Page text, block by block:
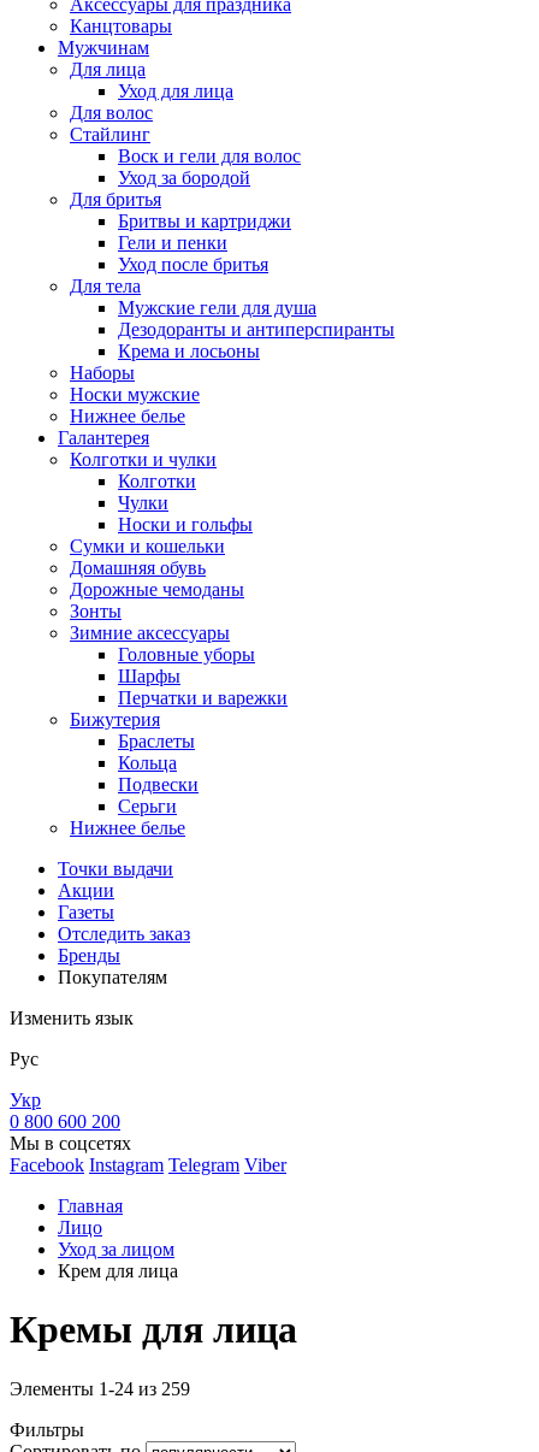
Аксессуары для праздника
Канцтовары
Мужчинам
Для лица
Уход для лица
Для волос
Стайлинг
Воск и гели для волос
Уход за бородой
Для бритья
Бритвы и картриджи
Гели и пенки
Уход после бритья
Для тела
Мужские гели для душа
Дезодоранты и антиперспиранты
Крема и лосьоны
Наборы
Носки мужские
Нижнее белье
Галантерея
Колготки и чулки
Колготки
Чулки
Носки и гольфы
Сумки и кошельки
Домашняя обувь
Дорожные чемоданы
Зонты
Зимние аксессуары
Головные уборы
Шарфы
Перчатки и варежки
Бижутерия
Браслеты
Кольца
Подвески
Серьги
Нижнее белье
Точки выдачи
Акции
Газеты
Отследить заказ
Бренды
Покупателям
Изменить язык
Рус
Укр
0 800 600 200
Мы в соцсетях
Facebook Instagram Telegram Viber
Главная
Лицо
Уход за лицом
Крем для лица
Кремы для лица
Элементы 1-24 из 259
Фильтры